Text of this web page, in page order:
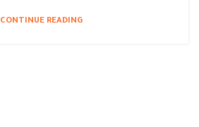
CONTINUE READING